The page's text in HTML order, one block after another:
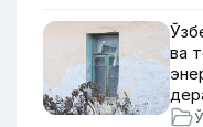
ва